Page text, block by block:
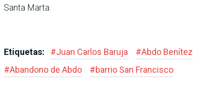
Santa Marta.
Etiquetas: #Juan Carlos Baruja #Abdo Benítez
#Abandono de Abdo #barrio San Francisco